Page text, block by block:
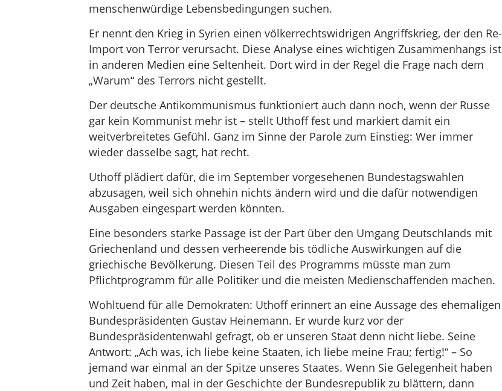
menschenwürdige Lebensbedingungen suchen.
Er nennt den Krieg in Syrien einen völkerrechtswidrigen Angriffskrieg, der den Re-
Import von Terror verursacht. Diese Analyse eines wichtigen Zusammenhangs ist
in anderen Medien eine Seltenheit. Dort wird in der Regel die Frage nach dem
„Warum“ des Terrors nicht gestellt.
Der deutsche Antikommunismus funktioniert auch dann noch, wenn der Russe
gar kein Kommunist mehr ist – stellt Uthoff fest und markiert damit ein
weitverbreitetes Gefühl. Ganz im Sinne der Parole zum Einstieg: Wer immer
wieder dasselbe sagt, hat recht.
Uthoff plädiert dafür, die im September vorgesehenen Bundestagswahlen
abzusagen, weil sich ohnehin nichts ändern wird und die dafür notwendigen
Ausgaben eingespart werden könnten.
Eine besonders starke Passage ist der Part über den Umgang Deutschlands mit
Griechenland und dessen verheerende bis tödliche Auswirkungen auf die
griechische Bevölkerung. Diesen Teil des Programms müsste man zum
Pflichtprogramm für alle Politiker und die meisten Medienschaffenden machen.
Wohltuend für alle Demokraten: Uthoff erinnert an eine Aussage des ehemaligen
Bundespräsidenten Gustav Heinemann. Er wurde kurz vor der
Bundespräsidentenwahl gefragt, ob er unseren Staat denn nicht liebe. Seine
Antwort: „Ach was, ich liebe keine Staaten, ich liebe meine Frau; fertig!“ – So
jemand war einmal an der Spitze unseres Staates. Wenn Sie Gelegenheit haben
und Zeit haben, mal in der Geschichte der Bundesrepublik zu blättern, dann